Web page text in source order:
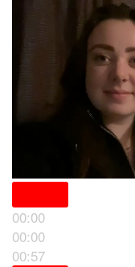
00:00
00:00
00:57